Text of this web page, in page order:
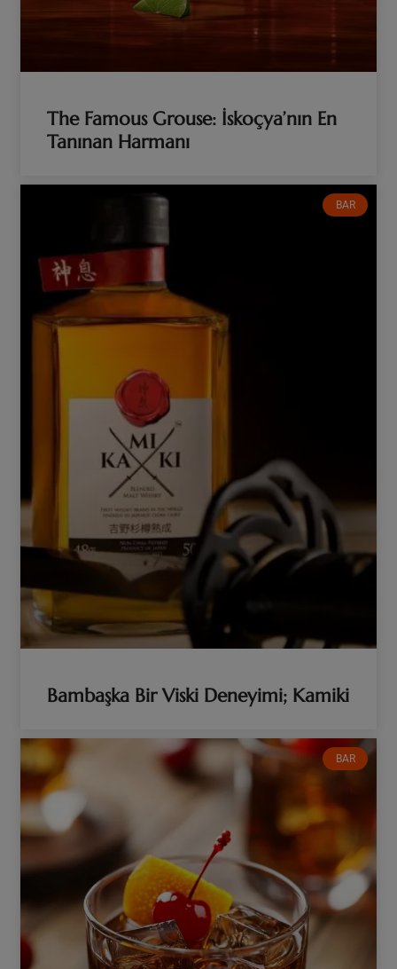
The Famous Grouse: İskoçya’nın En
Tanınan Harmanı
BAR
Bambaşka Bir Viski Deneyimi; Kamiki
BAR